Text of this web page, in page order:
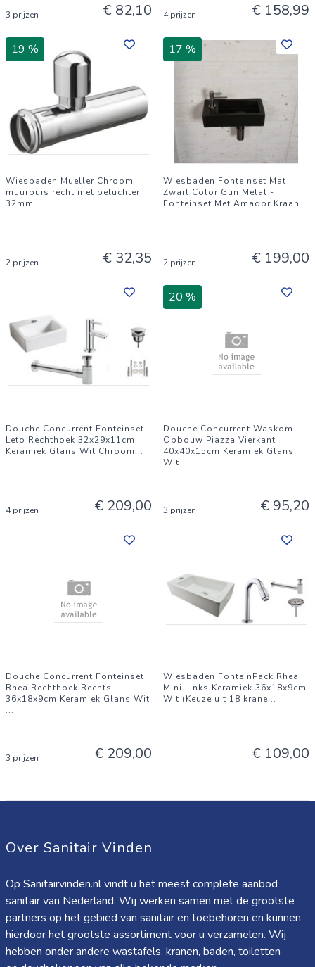
3 prijzen € 82,10 4 prijzen € 158,99
19 %
Wiesbaden Mueller Chroom
muurbuis recht met beluchter
32mm
2 prijzen € 32,35
17 %
Wiesbaden Fonteinset Mat
Zwart Color Gun Metal -
Fonteinset Met Amador Kraan
2 prijzen € 199,00
Douche Concurrent Fonteinset
Leto Rechthoek 32x29x11cm
Keramiek Glans Wit Chroom...
4 prijzen € 209,00
20 %
Douche Concurrent Waskom
Opbouw Piazza Vierkant
40x40x15cm Keramiek Glans
Wit
3 prijzen € 95,20
Douche Concurrent Fonteinset
Rhea Rechthoek Rechts
36x18x9cm Keramiek Glans Wit
...
3 prijzen € 209,00
Wiesbaden FonteinPack Rhea
Mini Links Keramiek 36x18x9cm
Wit (Keuze uit 18 krane...
€ 109,00
Over Sanitair Vinden
Op Sanitairvinden.nl vindt u het meest complete aanbod
sanitair van Nederland. Wij werken samen met de grootste
partners op het gebied van sanitair en toebehoren en kunnen
hierdoor het grootste assortiment voor u verzamelen. Wij
hebben onder andere wastafels, kranen, baden, toiletten